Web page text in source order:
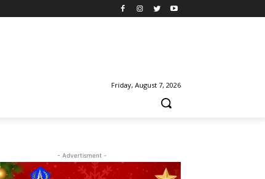
Friday, August 7, 2026
- Advertisment -